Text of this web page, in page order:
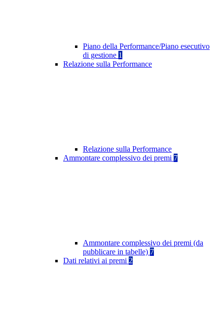
Piano della Performance/Piano esecutivo
di gestione 1
Relazione sulla Performance
Relazione sulla Performance
Ammontare complessivo dei premi 7
Ammontare complessivo dei premi (da
pubblicare in tabelle) 7
Dati relativi ai premi 2